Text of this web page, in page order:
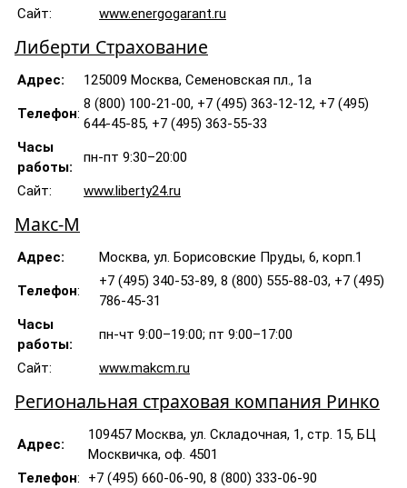
Сайт: www.energogarant.ru
Либерти Страхование
Адрес: 125009 Москва, Семеновская пл., 1а
Телефон:
8 (800) 100-21-00, +7 (495) 363-12-12, +7 (495)
644-45-85, +7 (495) 363-55-33
Часы
работы:
пн-пт 9:30–20:00
Сайт: www.liberty24.ru
Макс-М
Адрес: Москва, ул. Борисовские Пруды, 6, корп.1
Телефон:
+7 (495) 340-53-89, 8 (800) 555-88-03, +7 (495)
786-45-31
Часы
работы:
пн-чт 9:00–19:00; пт 9:00–17:00
Сайт: www.makcm.ru
Региональная страховая компания Ринко
Адрес:
109457 Москва, ул. Складочная, 1, стр. 15, БЦ
Москвичка, оф. 4501
Телефон:
+7 (495) 660-06-90, 8 (800) 333-06-90